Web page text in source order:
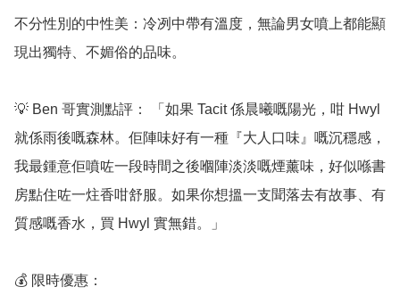
不分性別的中性美：冷冽中帶有溫度，無論男女噴上都能顯
現出獨特、不媚俗的品味。
💡 Ben 哥實測點評： 「如果 Tacit 係晨曦嘅陽光，咁 Hwyl
就係雨後嘅森林。佢陣味好有一種『大人口味』嘅沉穩感，
我最鍾意佢噴咗一段時間之後嗰陣淡淡嘅煙薰味，好似喺書
房點住咗一炷香咁舒服。如果你想搵一支聞落去有故事、有
質感嘅香水，買 Hwyl 實無錯。」
💰 限時優惠：